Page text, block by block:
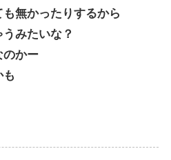
無かったりするから
みたいな？
のかー
も